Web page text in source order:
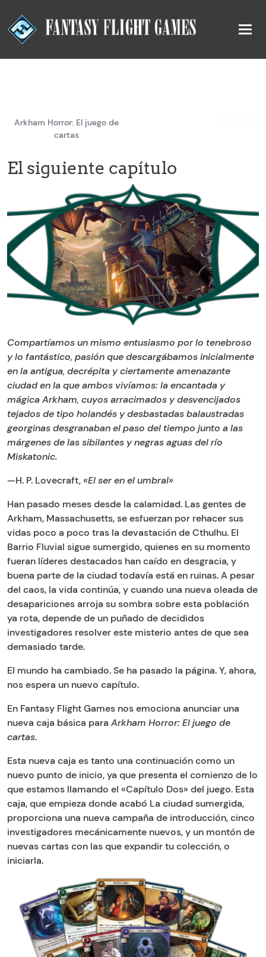
Arkham Horror: El juego de
cartas
El siguiente capítulo
Compartíamos un mismo entusiasmo por lo tenebroso
y lo fantástico, pasión que descargábamos inicialmente
en la antigua, decrépita y ciertamente amenazante
ciudad en la que ambos vivíamos: la encantada y
mágica Arkham, cuyos arracimados y desvencijados
tejados de tipo holandés y desbastadas balaustradas
georginas desgranaban el paso del tiempo junto a las
márgenes de las sibilantes y negras aguas del río
Miskatonic.
—H. P. Lovecraft, «El ser en el umbral»
Han pasado meses desde la calamidad. Las gentes de
Arkham, Massachusetts, se esfuerzan por rehacer sus
vidas poco a poco tras la devastación de Cthulhu. El
Barrio Fluvial sigue sumergido, quienes en su momento
fueran líderes destacados han caído en desgracia, y
buena parte de la ciudad todavía está en ruinas. A pesar
del caos, la vida continúa, y cuando una nueva oleada de
desapariciones arroja su sombra sobre esta población
ya rota, depende de un puñado de decididos
investigadores resolver este misterio antes de que sea
demasiado tarde.
El mundo ha cambiado. Se ha pasado la página. Y, ahora,
nos espera un nuevo capítulo.
En Fantasy Flight Games nos emociona anunciar una
nueva caja básica para Arkham Horror: El juego de
cartas.
Esta nueva caja es tanto una continuación como un
nuevo punto de inicio, ya que presenta el comienzo de lo
que estamos llamando el «Capítulo Dos» del juego. Esta
caja, que empieza donde acabó La ciudad sumergida,
proporciona una nueva campaña de introducción, cinco
investigadores mecánicamente nuevos, y un montón de
nuevas cartas con las que expandir tu colección, o
iniciarla.